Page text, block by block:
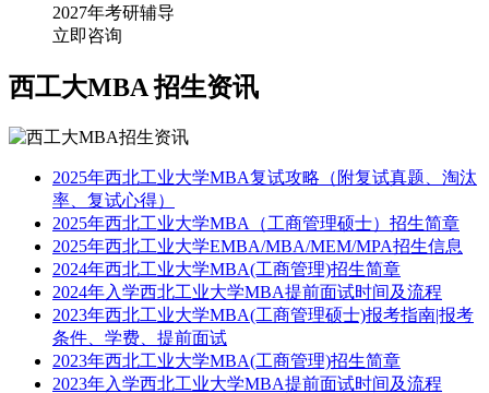
2027年考研辅导
立即咨询
西工大MBA招生资讯
2025年西北工业大学MBA复试攻略（附复试真题、淘汰
率、复试心得）
2025年西北工业大学MBA（工商管理硕士）招生简章
2025年西北工业大学EMBA/MBA/MEM/MPA招生信息
2024年西北工业大学MBA(工商管理)招生简章
2024年入学西北工业大学MBA提前面试时间及流程
2023年西北工业大学MBA(工商管理硕士)报考指南|报考
条件、学费、提前面试
2023年西北工业大学MBA(工商管理)招生简章
2023年入学西北工业大学MBA提前面试时间及流程